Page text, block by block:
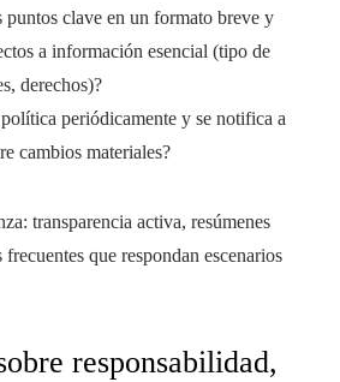
puntos clave en un formato breve y
a información esencial (tipo de
derechos)?
periódicamente y se notifica a
cambios materiales?
transparencia activa, resúmenes
que respondan escenarios
responsabilidad,